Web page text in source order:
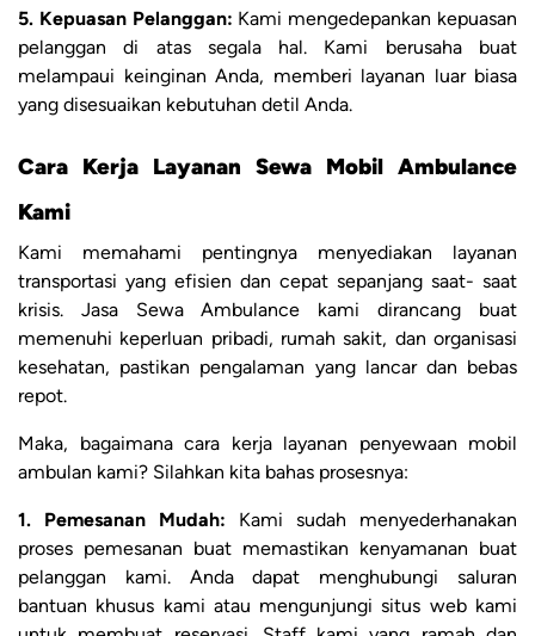
5. Kepuasan Pelanggan: Kami mengedepankan kepuasan
pelanggan di atas segala hal. Kami berusaha buat
melampaui keinginan Anda, memberi layanan luar biasa
yang disesuaikan kebutuhan detil Anda.
Cara Kerja Layanan Sewa Mobil Ambulance
Kami
Kami memahami pentingnya menyediakan layanan
transportasi yang efisien dan cepat sepanjang saat- saat
krisis. Jasa Sewa Ambulance kami dirancang buat
memenuhi keperluan pribadi, rumah sakit, dan organisasi
kesehatan, pastikan pengalaman yang lancar dan bebas
repot.
Maka, bagaimana cara kerja layanan penyewaan mobil
ambulan kami? Silahkan kita bahas prosesnya:
1. Pemesanan Mudah: Kami sudah menyederhanakan
proses pemesanan buat memastikan kenyamanan buat
pelanggan kami. Anda dapat menghubungi saluran
bantuan khusus kami atau mengunjungi situs web kami